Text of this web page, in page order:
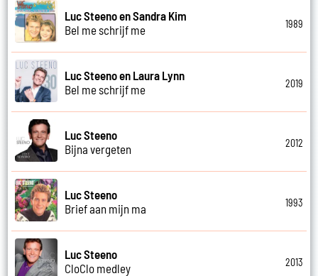
Luc Steeno en Sandra Kim
Bel me schrijf me
1989
Luc Steeno en Laura Lynn
Bel me schrijf me
2019
Luc Steeno
Bijna vergeten
2012
Luc Steeno
Brief aan mijn ma
1993
Luc Steeno
CloClo medley
2013